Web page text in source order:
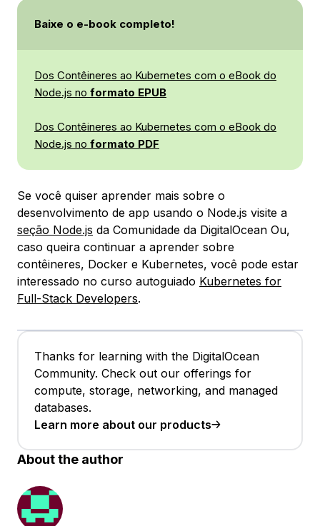
Baixe o e-book completo!
Dos Contêineres ao Kubernetes com o eBook do
Node.js no formato EPUB
Dos Contêineres ao Kubernetes com o eBook do
Node.js no formato PDF
Se você quiser aprender mais sobre o
desenvolvimento de app usando o Node.js visite a
seção Node.js da Comunidade da DigitalOcean Ou,
caso queira continuar a aprender sobre
contêineres, Docker e Kubernetes, você pode estar
interessado no curso autoguiado Kubernetes for
Full-Stack Developers.
Thanks for learning with the DigitalOcean
Community. Check out our offerings for
compute, storage, networking, and managed
databases.
Learn more about our products
About the author